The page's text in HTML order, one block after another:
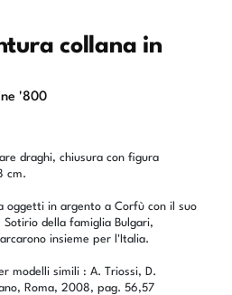
collana in
'800
draghi, chiusura con figura
cm.
oggetti in argento a Corfù con il suo
della famiglia Bulgari,
insieme per l'Italia.
modelli simili : A. Triossi, D.
Roma, 2008, pag. 56,57